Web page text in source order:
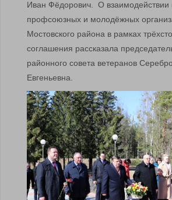
Иван Фёдорович. О взаимодействии
профсоюзных и молодёжных
Мостовского района в рамках
соглашения рассказала
районного совета ветеранов
Евгеньевна.